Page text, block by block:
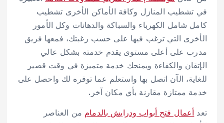
في تشطيب المنازل وكافة الأماكن الأخرى تشطيب
كامل شامل الكهرباء والسباكة والدهانات وكل الأمور
الأخرى التي ترغب فيها على حسب رغبتك، فمعها فريق
مدرب على أعلى مستوى يقدم خدمته بشكل عالي
الإتقان والكفاءة ويمنحك خدمة متميزة في وقت قصير
للغاية، الآن اتصل بها واستعلم عما توفره لك واحصل على
خدمة ممتازة مقارنة بأي مكان آخر.
تعد أعمال فتح أبواب ودرايش بالدمام من العناصر